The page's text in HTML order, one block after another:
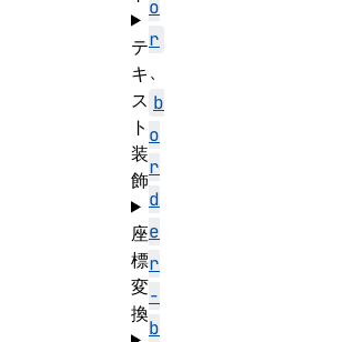
o
r
、
b
o
r
d
e
r
-
b
テ
キ
ス
ト
装
飾
座
標
変
換